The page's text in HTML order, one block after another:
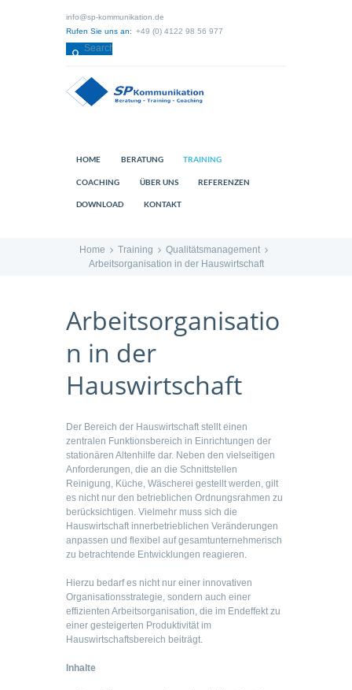
info@sp-kommunikation.de
Rufen Sie uns an: +49 (0) 4122 98 56 977
HOME BERATUNG TRAINING
COACHING ÜBER UNS REFERENZEN
DOWNLOAD KONTAKT
Home Training
Qualitätsmanagement
Arbeitsorganisation in der Hauswirtschaft
Arbeitsorganisatio
n in der
Hauswirtschaft
Der Bereich der Hauswirtschaft stellt einen
zentralen Funktionsbereich in Einrichtungen der
stationären Altenhilfe dar. Neben den vielseitigen
Anforderungen, die an die Schnittstellen
Reinigung, Küche, Wäscherei gestellt werden, gilt
es nicht nur den betrieblichen Ordnungsrahmen zu
berücksichtigen. Vielmehr muss sich die
Hauswirtschaft innerbetrieblichen Veränderungen
anpassen und flexibel auf gesamtunternehmerisch
zu betrachtende Entwicklungen reagieren.
Hierzu bedarf es nicht nur einer innovativen
Organisationsstrategie, sondern auch einer
effizienten Arbeitsorganisation, die im Endeffekt zu
einer gesteigerten Produktivität im
Hauswirtschaftsbereich beiträgt.
Inhalte